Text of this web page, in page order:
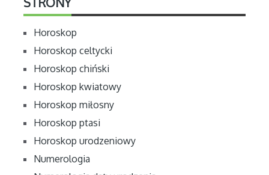
Horoskop
Horoskop celtycki
Horoskop chiński
Horoskop kwiatowy
Horoskop miłosny
Horoskop ptasi
Horoskop urodzeniowy
Numerologia